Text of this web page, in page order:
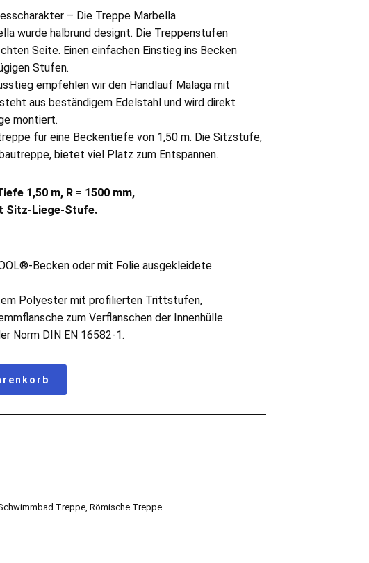
– Die Treppe Marbella
wurde halbrund designt. Die Treppenstufen
Seite. Einen einfachen Einstieg ins Becken
Stufen.
empfehlen wir den Handlauf Malaga mit
aus beständigem Edelstahl und wird direkt
montiert.
für eine Beckentiefe von 1,50 m. Die Sitzstufe,
bietet viel Platz zum Entspannen.
1,50 m, R = 1500 mm,
Sitz-Liege-Stufe.
Becken oder mit Folie ausgekleidete
Polyester mit profilierten Trittstufen,
zum Verflanschen der Innenhülle.
Norm DIN EN 16582-1.
Treppe,Römische Treppe